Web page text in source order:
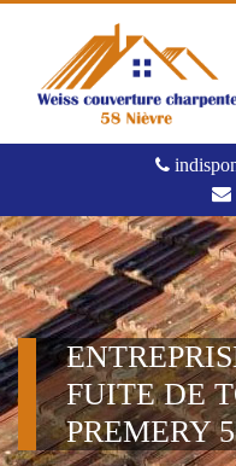
FUITE DE
PREMERY